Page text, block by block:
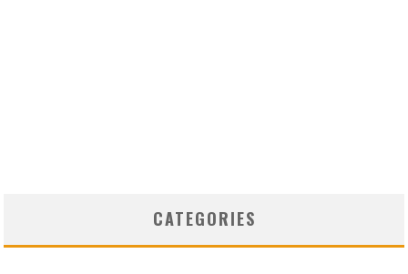
CATEGORIES